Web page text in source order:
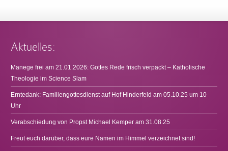
Aktuelles:
Manege frei am 21.01.2026: Gottes Rede frisch verpackt – Katholische
Theologie im Science Slam
Erntedank: Familiengottesdienst auf Hof Hinderfeld am 05.10.25 um 10
Uhr
Verabschiedung von Propst Michael Kemper am 31.08.25
Freut euch darüber, dass eure Namen im Himmel verzeichnet sind!